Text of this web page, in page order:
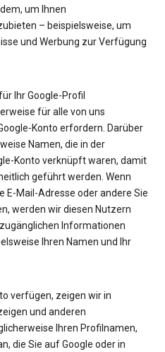
um Ihnen
– beispielsweise, um
und Werbung zur Verfügung
Ihr Google-Profil
für alle von uns
Konto erfordern. Darüber
Namen, die in der
Konto verknüpft waren, damit
geführt werden. Wenn
E-Mail-Adresse oder andere Sie
werden wir diesen Nutzern
Informationen
Ihren Namen und Ihr
verfügen, zeigen wir in
und anderen
Ihren Profilnamen,
die Sie auf Google oder in